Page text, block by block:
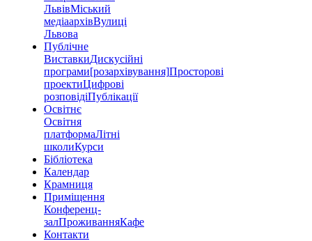
ЛьвівМіський
медіаархівВулиці
Львова
Публічне
ВиставкиДискусійні
програми[розархівування]Просторові
проектиЦифрові
розповідіПублікації
Освітнє
Освітня
платформаЛітні
школиКурси
Бібліотека
Календар
Крамниця
Приміщення
Конференц-
залПроживанняКафе
Контакти